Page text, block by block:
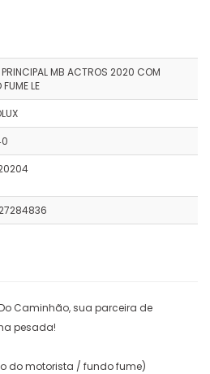
PRINCIPAL MB ACTROS 2020 COM
LE
Caminhão, sua parceira de
pesada!
do motorista / fundo fume)